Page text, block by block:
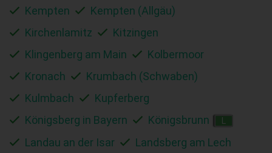
Kempten
Kempten (Allgäu)
Kirchenlamitz
Kitzingen
Klingenberg am Main
Kolbermoor
Kronach
Krumbach (Schwaben)
Kulmbach
Kupferberg
Königsberg in Bayern
Königsbrunn
Landau an der Isar
Landsberg am Lech